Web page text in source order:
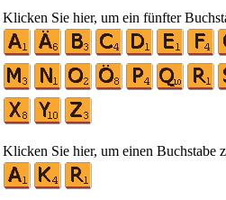
Klicken Sie hier, um ein fünfter
Klicken Sie hier, um einen Buchstabe